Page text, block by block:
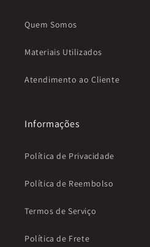
Quem Somos
Materiais Utilizados
Atendimento ao Cliente
Informações
Política de Privacidade
Política de Reembolso
Termos de Serviço
Política de Frete